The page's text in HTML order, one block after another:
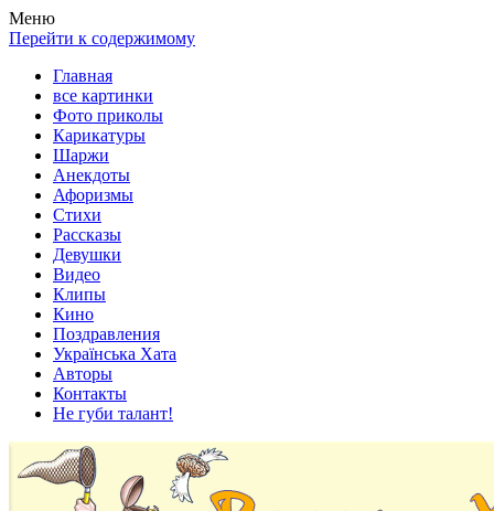
Весела хата — прикольные картинки, смешные истории,
клипы!
Покажем всем ваши фото приколы, карикатуры, шаржи, стихи,
рассказы, видео и песни!
Меню
Перейти к содержимому
Главная
все картинки
Фото приколы
Карикатуры
Шаржи
Анекдоты
Афоризмы
Стихи
Рассказы
Девушки
Видео
Клипы
Кино
Поздравления
Українська Хата
Авторы
Контакты
Не губи талант!